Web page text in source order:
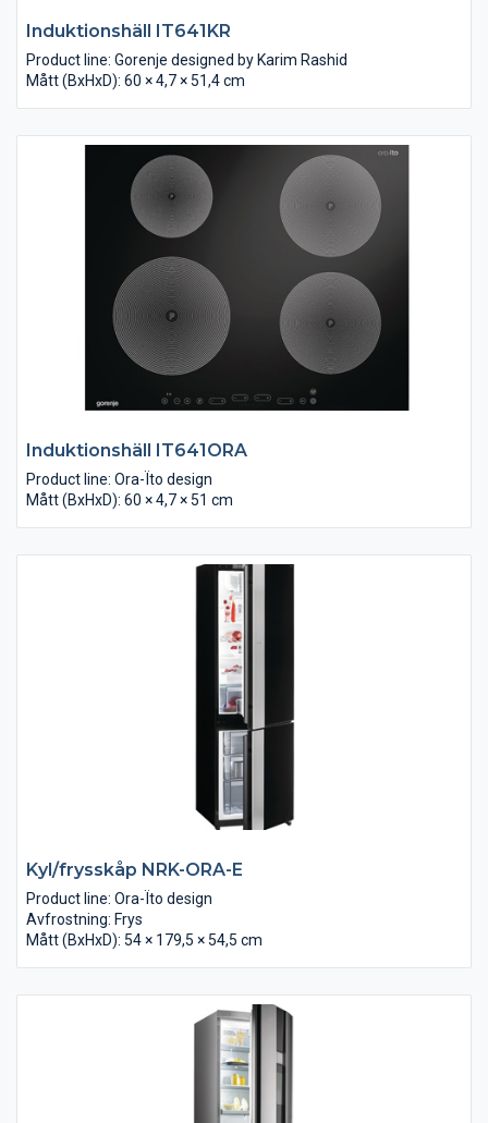
Induktionshäll IT641KR
Product line: Gorenje designed by Karim Rashid
Mått (BxHxD): 60 × 4,7 × 51,4 cm
Induktionshäll IT641ORA
Product line: Ora-Ïto design
Mått (BxHxD): 60 × 4,7 × 51 cm
Kyl/frysskåp NRK-ORA-E
Product line: Ora-Ïto design
Avfrostning: Frys
Mått (BxHxD): 54 × 179,5 × 54,5 cm